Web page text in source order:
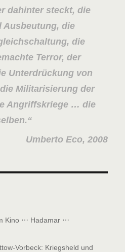
dahinter steckt, die
Ausbeutung, die
die
Terror, der
Unterdrückung von
Militarisierung der
Angriffskriege … die
Umberto Eco, 2008
Kino ⋯ Hadamar ⋯
Vorbeck: Kriegsheld und